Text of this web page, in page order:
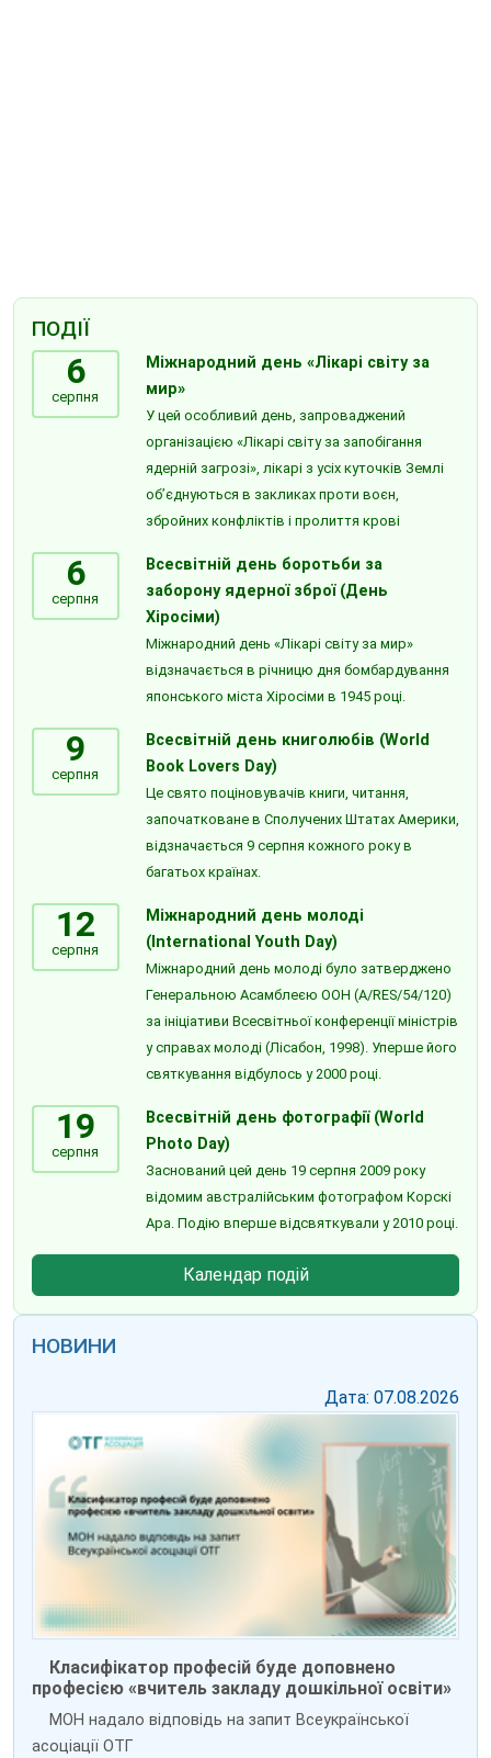
ПОДІЇ
6
серпня
Міжнародний день «Лікарі світу за
мир»
У цей особливий день, запроваджений
організацією «Лікарі світу за запобігання
ядерній загрозі», лікарі з усіх куточків Землі
об’єднуються в закликах проти воєн,
збройних конфліктів і пролиття крові
6
серпня
Всесвітній день боротьби за
заборону ядерної зброї (День
Хіросіми)
Міжнародний день «Лікарі світу за мир»
відзначається в річницю дня бомбардування
японського міста Хіросіми в 1945 році.
9
серпня
Всесвітній день книголюбів (World
Book Lovers Day)
Це свято поціновувачів книги, читання,
започатковане в Сполучених Штатах Америки,
відзначається 9 серпня кожного року в
багатьох країнах.
12
серпня
Міжнародний день молоді
(International Youth Day)
Міжнародний день молоді було затверджено
Генеральною Асамблеєю ООН (A/RES/54/120)
за ініціативи Всесвітньої конференції міністрів
у справах молоді (Лісабон, 1998). Уперше його
святкування відбулось у 2000 році.
19
серпня
Всесвітній день фотографії (World
Photo Day)
Заснований цей день 19 серпня 2009 року
відомим австралійським фотографом Корскі
Ара. Подію вперше відсвяткували у 2010 році.
Календар подій
НОВИНИ
Дата: 07.08.2026
Класифікатор професій буде доповнено
професією «вчитель закладу дошкільної освіти»
МОН надало відповідь на запит Всеукраїнської
асоціації ОТГ